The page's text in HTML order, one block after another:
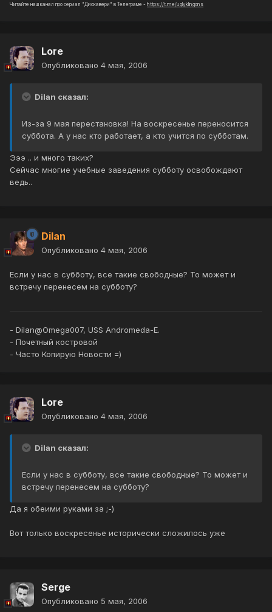
Читайте наш канал про сериал "Дискавери" в Телеграме - https://t.me/uglyklingons
Lore
Опубликовано 4 мая, 2006
Dilan сказал:
Из-за 9 мая перестановка! На воскресенье переносится
суббота. А у нас кто работает, а кто учится по субботам.
Эээ .. и много таких?
Сейчас многие учебные заведения субботу освобождают
ведь..
Dilan
Опубликовано 4 мая, 2006
Если у нас в субботу, все такие свободные? То может и
встречу перенесем на субботу?
- Dilan@Omega007, USS Andromeda-E.
- Почетный костровой
- Часто Копирую Новости =)
Lore
Опубликовано 4 мая, 2006
Dilan сказал:
Если у нас в субботу, все такие свободные? То может и
встречу перенесем на субботу?
Да я обеими руками за ;-)
Вот только воскресенье исторически сложилось уже
Serge
Опубликовано 5 мая, 2006